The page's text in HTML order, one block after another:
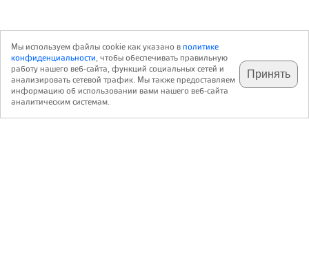
подпишитесь на наш
телеграм @archi_ru
✕
с 20 июля 1999 г.
Мы используем файлы cookie как указано вполитике
конфиденциальности, чтобы обеспечивать правильную
работу нашего веб-сайта, функций социальных сетей и
анализировать сетевой трафик. Мы также предоставляем
информацию об использовании вами нашего веб-сайта
аналитическим системам.
Принять